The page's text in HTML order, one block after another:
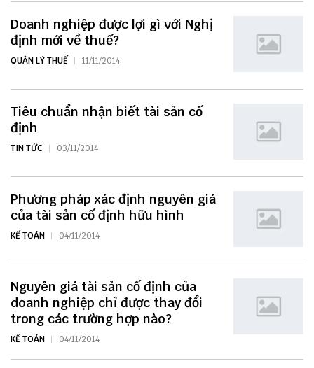
Doanh nghiệp được lợi gì với Nghị
định mới về thuế?
QUẢN LÝ THUẾ 11/11/2014
Tiêu chuẩn nhận biết tài sản cố
định
TIN TỨC 03/11/2014
Phương pháp xác định nguyên giá
của tài sản cố định hữu hình
KẾ TOÁN 04/11/2014
Nguyên giá tài sản cố định của
doanh nghiệp chỉ được thay đổi
trong các trường hợp nào?
KẾ TOÁN 04/11/2014